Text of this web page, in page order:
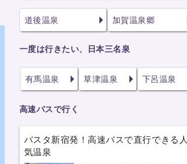
道後温泉 加賀温泉郷
一度は行きたい、日本三名泉
有馬温泉 草津温泉 下呂温泉
高速バスで行く
バスタ新宿発！高速バスで直行できる人
気温泉